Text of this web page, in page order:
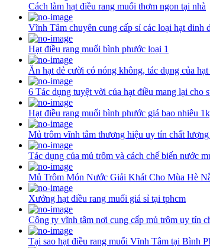
Cách làm hạt điều rang muối thơm ngon tại nhà
Vĩnh Tâm chuyên cung cấp sỉ các loại hạt dinh
Hạt điều rang muối bình phước loại 1
Ăn hạt dẻ cười có nóng không, tác dụng của
6 Tác dụng tuyệt vời của hạt điều mang lại cho
Hạt điều rang muối bình phước giá bao nhiêu
Mủ trôm vĩnh tâm thương hiệu uy tín chất
Tác dụng của mủ trôm và cách chế biến nước
Mủ Trôm Món Nước Giải Khát Cho Mùa Hè
Xưởng hạt điều rang muối giá sỉ tại tphcm
Công ty vĩnh tâm nơi cung cấp mủ trôm uy tín
Tại sao hạt điều rang muối Vĩnh Tâm tại Bình